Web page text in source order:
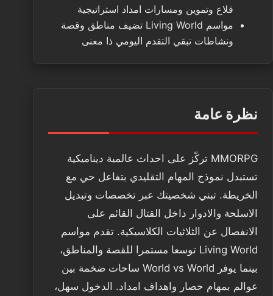
قلاع وتموين ومسارات امداد استراتيجية
مواسم Living World تضيف مناطق وقصة
ونشاطات تبقي التقدم اليومي ذا معنى
نظرة عامة
MMORPG تركّز على احداث عالمية ديناميكية
تستبدل نموذج المهام التقليدي بتفاعل حي مع
الخريطة. تبني شخصيتك عبر تخصصات وتبديل
الاسلحة والادوار داخل القتال القائم على
الانفصال عن الثلاثيات الكلاسيكية. تقدم مواسم
Living World توسعا مستمرا للقصة والمناطق،
بينما يوفر World vs World ساحات ضخمة بين
عوالم بمهام حصار واهداف امداد. الدخول سهل،